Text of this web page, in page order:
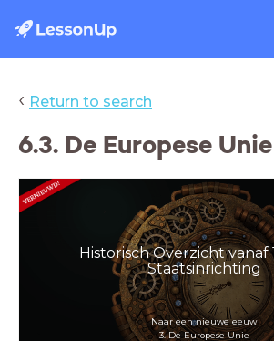
‹ Return to search
6.3. De Europese Unie
Historisch Overzicht vanaf
Staatsinrichting
Naar een nieuwe eeuw
3. De Europese Unie